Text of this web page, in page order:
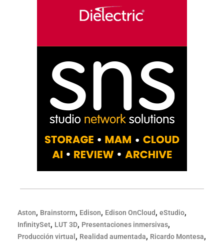
Aston, Brainstorm, Edison, Edison OnCloud, eStudio,
InfinitySet, LUT 3D, Presentaciones inmersivas,
Producción virtual , Realidad aumentada, Ricardo Montesa,